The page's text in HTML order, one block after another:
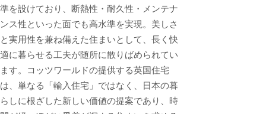
準を設けており、断熱性・耐久性・メンテナ
ンス性といった面でも高水準を実現。美しさ
と実用性を兼ね備えた住まいとして、長く快
適に暮らせる工夫が随所に散りばめられてい
ます。コッツワールドの提供する英国住宅
は、単なる「輸入住宅」ではなく、日本の暮
らしに根ざした新しい価値の提案であり、時